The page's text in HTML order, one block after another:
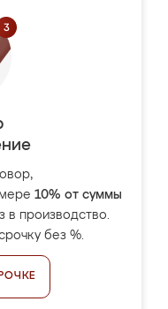
10% от суммы
в производство.
без %.